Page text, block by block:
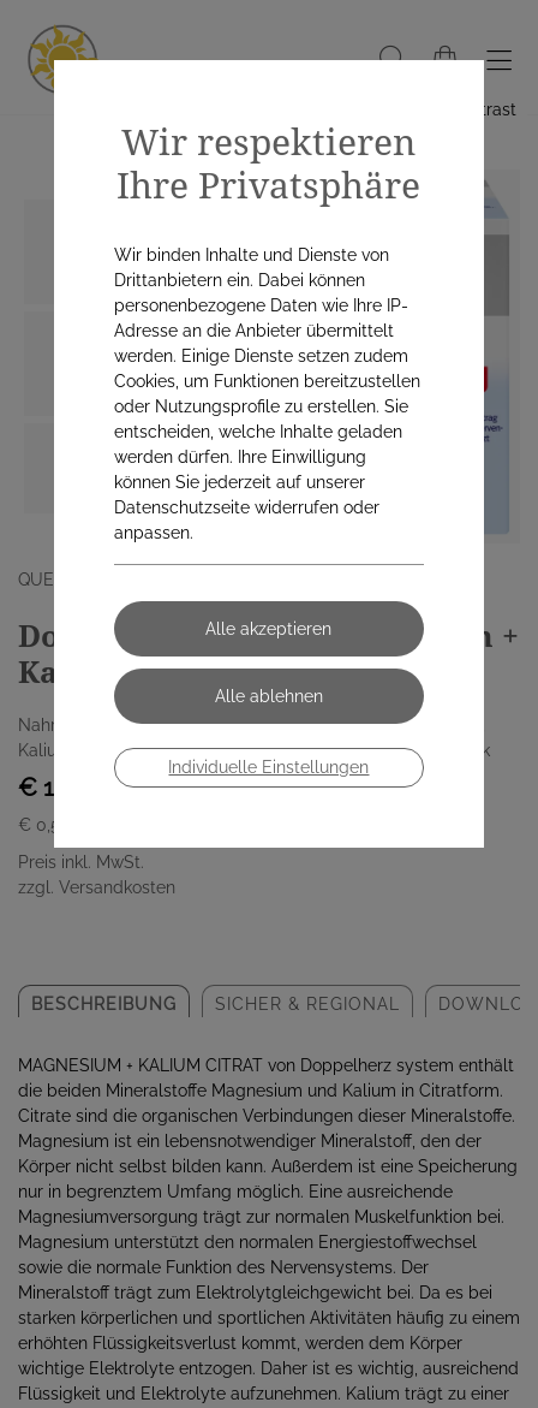
Hoher Kontrast
QUEISSER PHARMA AUSTRIA GMBH
Doppelherz System Magnesium +
Kalium Citrat Sport (40 Stk.)
Nahrungsergänzungsmittel, Portionsbeutel mit Magnesium,
Kalium und Vitamin B6, Blutorange-Granatapfel Geschmack
€ 19,95
€ 0,50
Preis inkl. MwSt.
zzgl. Versandkosten
BESCHREIBUNG SICHER & REGIONAL
MAGNESIUM + KALIUM CITRAT von Doppelherz system enthält
die beiden Mineralstoffe Magnesium und Kalium in Citratform.
Citrate sind die organischen Verbindungen dieser Mineralstoffe.
Magnesium ist ein lebensnotwendiger Mineralstoff, den der
Körper nicht selbst bilden kann. Außerdem ist eine Speicherung
nur in begrenztem Umfang möglich. Eine ausreichende
Magnesiumversorgung trägt zur normalen Muskelfunktion bei.
Magnesium unterstützt den normalen Energiestoffwechsel
sowie die normale Funktion des Nervensystems. Der
Mineralstoff trägt zum Elektrolytgleichgewicht bei. Da es bei
starken körperlichen und sportlichen Aktivitäten häufig zu einem
erhöhten Flüssigkeitsverlust kommt, werden dem Körper
wichtige Elektrolyte entzogen. Daher ist es wichtig, ausreichend
Flüssigkeit und Elektrolyte aufzunehmen. Kalium trägt zu einer
Wir respektieren
Ihre Privatsphäre
Wir binden Inhalte und Dienste von
Drittanbietern ein. Dabei können
personenbezogene Daten wie Ihre IP-
Adresse an die Anbieter übermittelt
werden. Einige Dienste setzen zudem
Cookies, um Funktionen bereitzustellen
oder Nutzungsprofile zu erstellen. Sie
entscheiden, welche Inhalte geladen
werden dürfen. Ihre Einwilligung
können Sie jederzeit auf unserer
Datenschutzseite widerrufen oder
anpassen.
Individuelle Einstellungen